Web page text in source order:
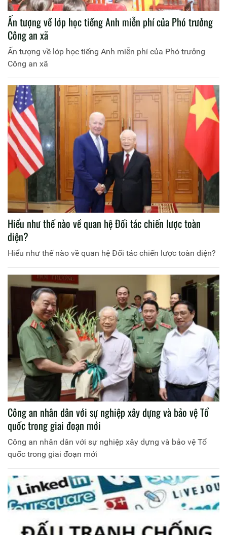
Ấn tượng về lớp học tiếng Anh miễn phí của Phó trưởng
Công an xã
Ấn tượng về lớp học tiếng Anh miễn phí của Phó trưởng
Công an xã
Hiểu như thế nào về quan hệ Đối tác chiến lược toàn
diện?
Hiểu như thế nào về quan hệ Đối tác chiến lược toàn diện?
Công an nhân dân với sự nghiệp xây dựng và bảo vệ Tổ
quốc trong giai đoạn mới
Công an nhân dân với sự nghiệp xây dựng và bảo vệ Tổ
quốc trong giai đoạn mới